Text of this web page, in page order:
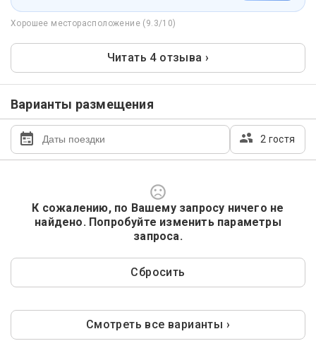
Хорошее месторасположение (9.3/10)
Читать 4 отзыва ›
Варианты размещения
2 гостя
К сожалению, по Вашему запросу ничего не
найдено. Попробуйте изменить параметры
запроса.
Сбросить
Смотреть все варианты ›